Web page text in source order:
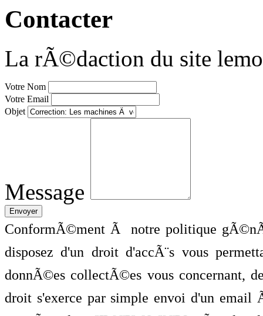
Contacter
La rÃ©daction du site
Votre Nom
Votre Email
Objet
Message
ConformÃ©ment Ã notre politique
disposez d'un droit d'accÃ¨s vous
donnÃ©es collectÃ©es vous concernant,
droit s'exerce par simple envoi d'un